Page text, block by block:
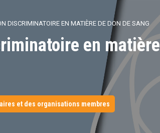
DISCRIMINATOIRE EN MATIÈRE DE DON DE SANG
en matière
et des organisations membres